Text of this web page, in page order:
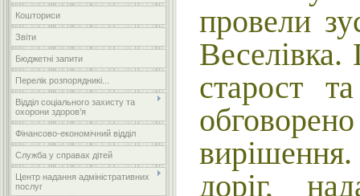
Кошториси
Звіти
Бюджетні запити
Перелік розпорядникі...
Відділ соціального захисту та
охорони здоров’я
Фінансово-економічний відділ
Служба у справах дітей
Центр надання адміністративних
послуг
провели
старост
доріг,